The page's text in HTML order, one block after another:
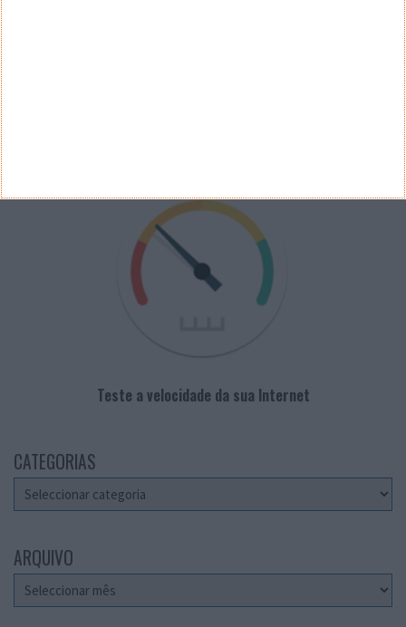
Teste a velocidade da sua Internet
CATEGORIAS
Categorias
ARQUIVO
Arquivo